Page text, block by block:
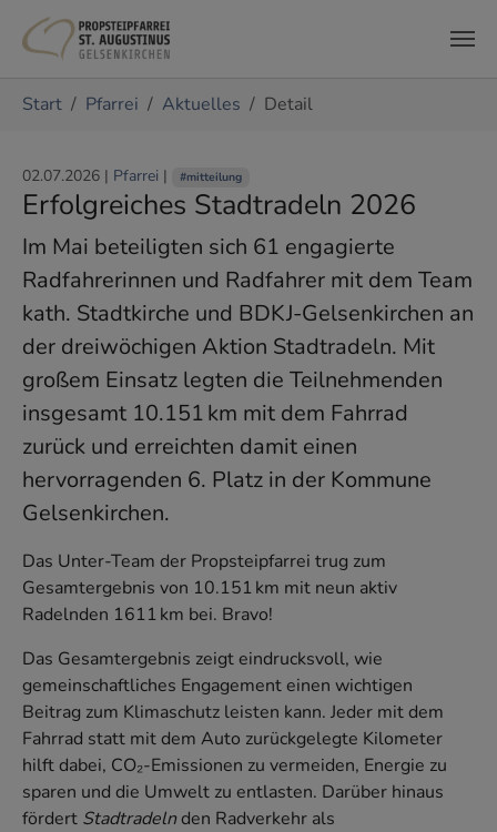
Start Pfarrei Aktuelles Detail
02.07.2026 | Pfarrei | #mitteilung
Erfolgreiches Stadtradeln 2026
Im Mai beteiligten sich 61 engagierte
Radfahrerinnen und Radfahrer mit dem Team
kath. Stadtkirche und BDKJ-Gelsenkirchen an
der dreiwöchigen Aktion Stadtradeln. Mit
großem Einsatz legten die Teilnehmenden
insgesamt 10.151 km mit dem Fahrrad
zurück und erreichten damit einen
hervorragenden 6. Platz in der Kommune
Gelsenkirchen.
Das Unter-Team der Propsteipfarrei trug zum
Gesamtergebnis von 10.151 km mit neun aktiv
Radelnden 1611 km bei. Bravo!
Das Gesamtergebnis zeigt eindrucksvoll, wie
gemeinschaftliches Engagement einen wichtigen
Beitrag zum Klimaschutz leisten kann. Jeder mit dem
Fahrrad statt mit dem Auto zurückgelegte Kilometer
hilft dabei, CO₂-Emissionen zu vermeiden, Energie zu
sparen und die Umwelt zu entlasten. Darüber hinaus
fördert Stadtradelnden Radverkehr als